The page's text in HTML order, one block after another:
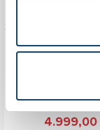
Recuperator
Flux, Senzor
F7+G4
4.999,00